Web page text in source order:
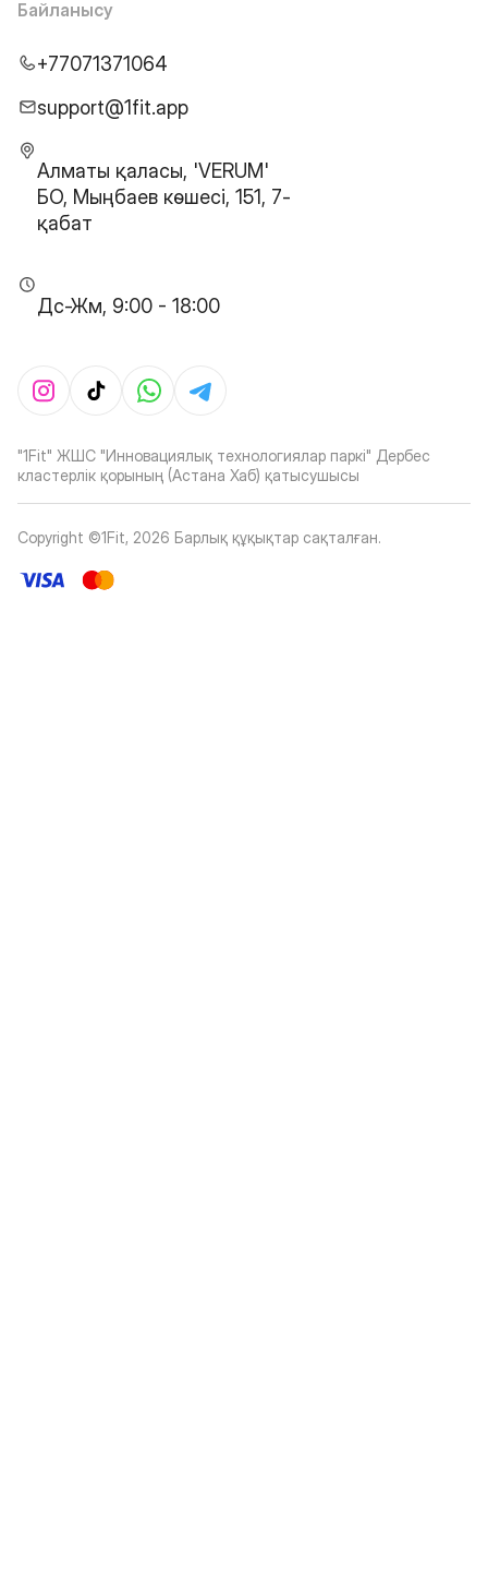
Байланысу
+77071371064
support@1fit.app
Алматы қаласы, 'VERUM'
БО, Мыңбаев көшесі, 151, 7-
қабат
Дс-Жм, 9:00 - 18:00
"1Fit" ЖШС "Инновациялық технологиялар паркі" Дербес
кластерлік қорының (Астана Хаб) қатысушысы
Copyright ©1Fit, 2026 Барлық құқықтар сақталған.